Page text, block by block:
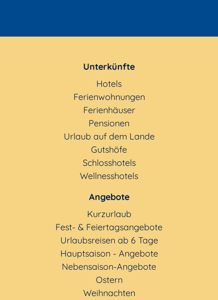
Unterkünfte
Hotels
Ferienwohnungen
Ferienhäuser
Pensionen
Urlaub auf dem Lande
Gutshöfe
Schlosshotels
Wellnesshotels
Angebote
Kurzurlaub
Fest- & Feiertagsangebote
Urlaubsreisen ab 6 Tage
Hauptsaison - Angebote
Nebensaison-Angebote
Ostern
Weihnachten